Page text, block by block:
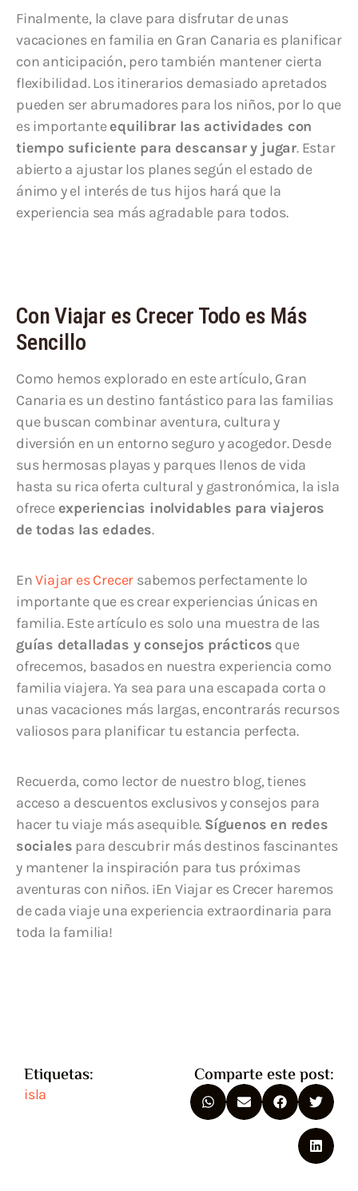
Finalmente, la clave para disfrutar de unas
vacaciones en familia en Gran Canaria es planificar
con anticipación, pero también mantener cierta
flexibilidad. Los itinerarios demasiado apretados
pueden ser abrumadores para los niños, por lo que
es importanteequilibrar las actividades con
tiempo suficiente para descansar y jugar. Estar
abierto a ajustar los planes según el estado de
ánimo y el interés de tus hijos hará que la
experiencia sea más agradable para todos.
Con Viajar es Crecer Todo es Más
Sencillo
Como hemos explorado en este artículo, Gran
Canaria es un destino fantástico para las familias
que buscan combinar aventura, cultura y
diversión en un entorno seguro y acogedor. Desde
sus hermosas playas y parques llenos de vida
hasta su rica oferta cultural y gastronómica, la isla
ofrece experiencias inolvidables para viajeros
de todas las edades.
EnViajar es Crecer sabemos perfectamente lo
importante que es crear experiencias únicas en
familia. Este artículo es solo una muestra de las
guías detalladas y consejos prácticos que
ofrecemos, basados en nuestra experiencia como
familia viajera. Ya sea para una escapada corta o
unas vacaciones más largas, encontrarás recursos
valiosos para planificar tu estancia perfecta.
Recuerda, como lector de nuestro blog, tienes
acceso a descuentos exclusivos y consejos para
hacer tu viaje más asequible. Síguenos en redes
sociales para descubrir más destinos fascinantes
y mantener la inspiración para tus próximas
aventuras con niños. ¡En Viajar es Crecer haremos
de cada viaje una experiencia extraordinaria para
toda la familia!
Etiquetas:
isla
Comparte este post: